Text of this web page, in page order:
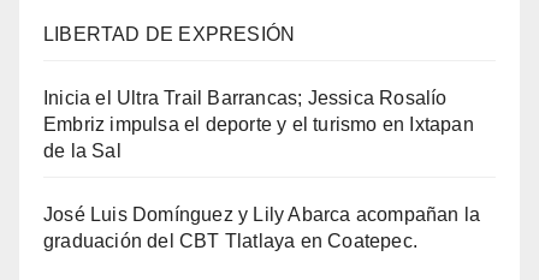
LIBERTAD DE EXPRESIÓN
Inicia el Ultra Trail Barrancas; Jessica Rosalío
Embriz impulsa el deporte y el turismo en Ixtapan
de la Sal
José Luis Domínguez y Lily Abarca acompañan la
graduación del CBT Tlatlaya en Coatepec.